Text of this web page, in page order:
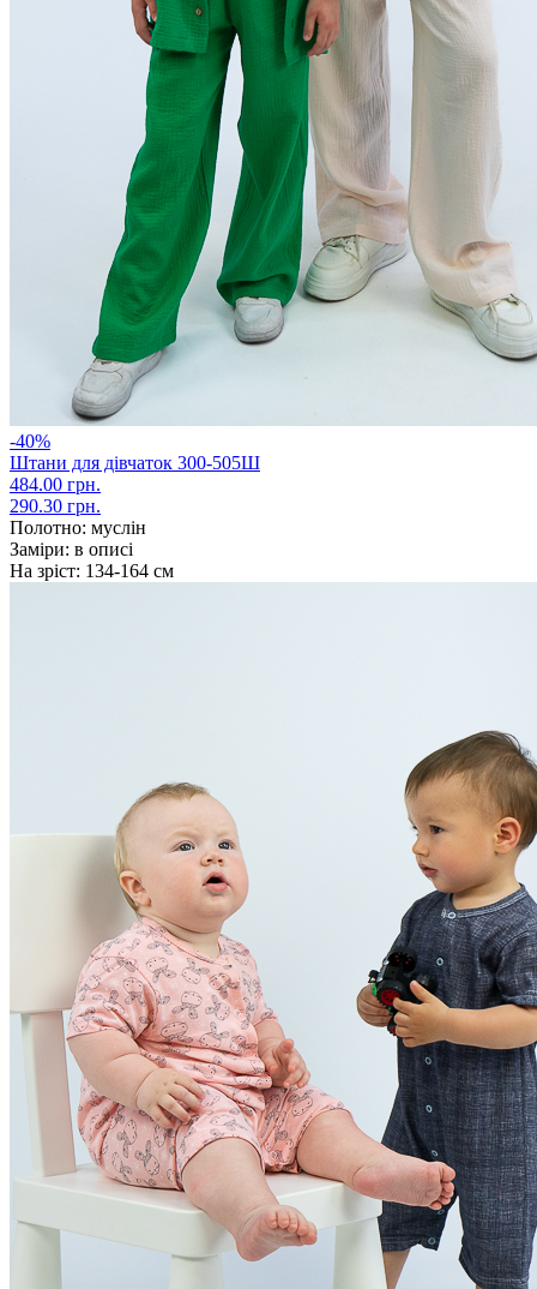
-40%
Штани для дівчаток 300-505Ш
484.00 грн.
290.30 грн.
Полотно: муслін
Заміри: в описі
На зріст: 134-164 см